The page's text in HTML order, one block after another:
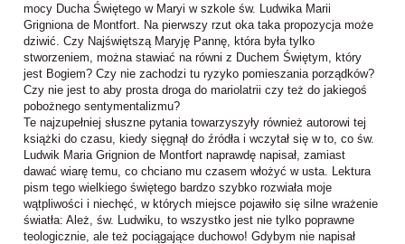
mocy Ducha Świętego w Maryi w szkole św. Ludwika Marii
Grigniona de Montfort. Na pierwszy rzut oka taka propozycja może
dziwić. Czy Najświętszą Maryję Pannę, która była tylko
stworzeniem, można stawiać na równi z Duchem Świętym, który
jest Bogiem? Czy nie zachodzi tu ryzyko pomieszania porządków?
Czy nie jest to aby prosta droga do mariolatrii czy też do jakiegoś
pobożnego sentymentalizmu?
Te najzupełniej słuszne pytania towarzyszyły również autorowi tej
książki do czasu, kiedy sięgnął do źródła i wczytał się w to, co św.
Ludwik Maria Grignion de Montfort naprawdę napisał, zamiast
dawać wiarę temu, co chciano mu czasem włożyć w usta. Lektura
pism tego wielkiego świętego bardzo szybko rozwiała moje
wątpliwości i niechęć, w których miejsce pojawiło się silne wrażenie
światła: Ależ, św. Ludwiku, to wszystko jest nie tylko poprawne
teologicznie, ale też pociągające duchowo! Gdybym nie napisał